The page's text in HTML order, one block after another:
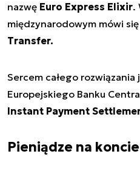
nazwę Euro Express Elixir.
międzynarodowym mówi
Transfer.
Sercem całego
Europejskiego Banku
Instant Payment
Pieniądze na